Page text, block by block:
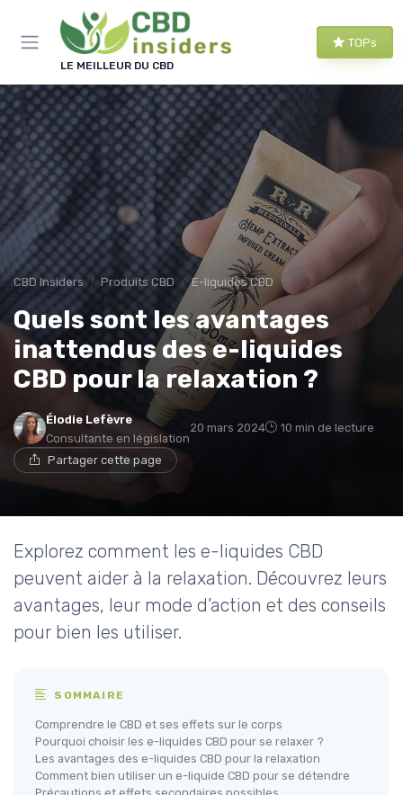
LE MEILLEUR DU CBD
TOPs
CBD Insiders Produits CBD E-liquides CBD
Quels sont les avantages
inattendus des e-liquides
CBD pour la relaxation ?
Élodie Lefèvre
Consultante en législation
20 mars 2024 10 min de lecture
Partager cette page
Explorez comment les e-liquides CBD
peuvent aider à la relaxation. Découvrez leurs
avantages, leur mode d’action et des conseils
pour bien les utiliser.
SOMMAIRE
Comprendre le CBD et ses effets sur le corps
Pourquoi choisir les e-liquides CBD pour se relaxer ?
Les avantages des e-liquides CBD pour la relaxation
Comment bien utiliser un e-liquide CBD pour se détendre
Panneau de gestion des cookies